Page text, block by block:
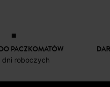
PACZKOMATÓW
dni roboczych